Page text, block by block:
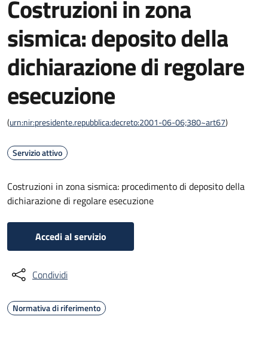
Costruzioni in zona
sismica: deposito della
dichiarazione di regolare
esecuzione
(urn:nir:presidente.repubblica:decreto:2001-06-06;380~art67)
Servizio attivo
Costruzioni in zona sismica: procedimento di deposito della
dichiarazione di regolare esecuzione
Accedi al servizio
Condividi
Normativa di riferimento